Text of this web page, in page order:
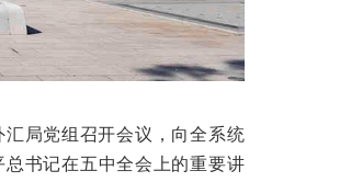
局党组召开会议，向全系统
书记在五中全会上的重要讲